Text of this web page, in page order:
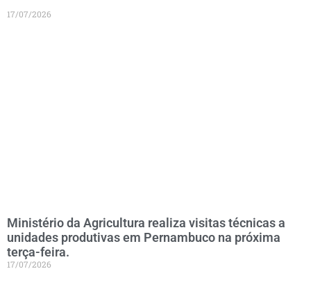
17/07/2026
Ministério da Agricultura realiza visitas técnicas a
unidades produtivas em Pernambuco na próxima
terça-feira.
17/07/2026